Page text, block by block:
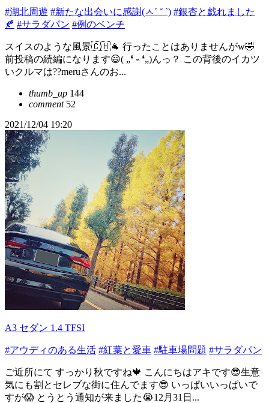
#湖北周遊 #新たな出会いに感謝(ㅅ´ ˘ `) #銀杏と戯れました
🍂 #サラダパン #例のベンチ
スイスのような風景🇨🇭🐐 行ったことはありませんがw🤣
前投稿の続編になります😃( „❛ ֊ ❛„)んっ？ この背後のイカツ
いクルマは??meruさんのお...
thumb_up 144
comment52
2021/12/04 19:20
A3 セダン 1.4 TFSI
#アウディのある生活 #紅葉と愛車 #駐車場問題 #サラダパン
ご近所にて すっかり秋ですね🍁 こんにちはアキです😎生意
気にも割とセレブな街に住んでます😎 いっぱいいっぱいで
すが😱 とうとう通知が来ました😭12月31日...